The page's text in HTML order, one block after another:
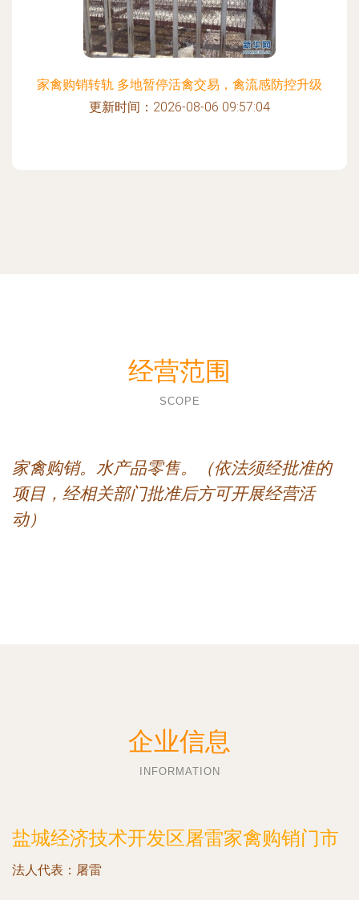
家禽购销转轨 多地暂停活禽交易，禽流感防控升级
更新时间：2026-08-06 09:57:04
经营范围
SCOPE
家禽购销。水产品零售。（依法须经批准的
项目，经相关部门批准后方可开展经营活
动）
企业信息
INFORMATION
盐城经济技术开发区屠雷家禽购销门市
法人代表： 屠雷